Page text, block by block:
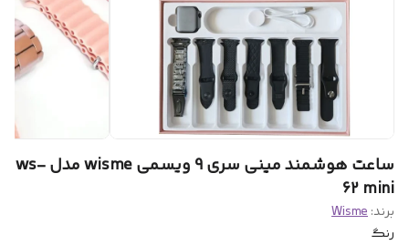
ساعت هوشمند مینی سری 9 ویسمی wisme مدل ws-
62 mini
برند:Wisme
رنگ